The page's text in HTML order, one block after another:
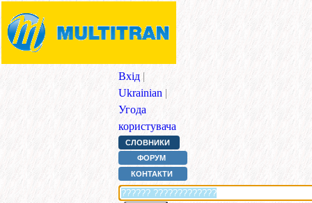
Вхід |
Ukrainian |
Угода
користувача
СЛОВНИКИ
ФОРУМ
КОНТАКТИ